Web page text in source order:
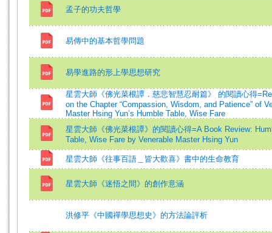
孟子的功夫哲學
易傳中的基本哲學問題
易學進路的形上學思想研究
星雲大師《佛光菜根譚．慈悲智慧忍耐篇》 的閱讀心得
on the Chapter “Compassion, Wisdom, and Patience” of
Master Hsing Yun’s Humble Table, Wise Fare
星雲大師《佛光菜根譚》的閱讀心得=A Book Review:
Table, Wise Fare by Venerable Master Hsing Yun
星雲大師《往事百語＿皆大歡喜》書中的生命教育
星雲大師《迷悟之間》的創作意涵
洪修平《中國禪學思想史》的方法論評析